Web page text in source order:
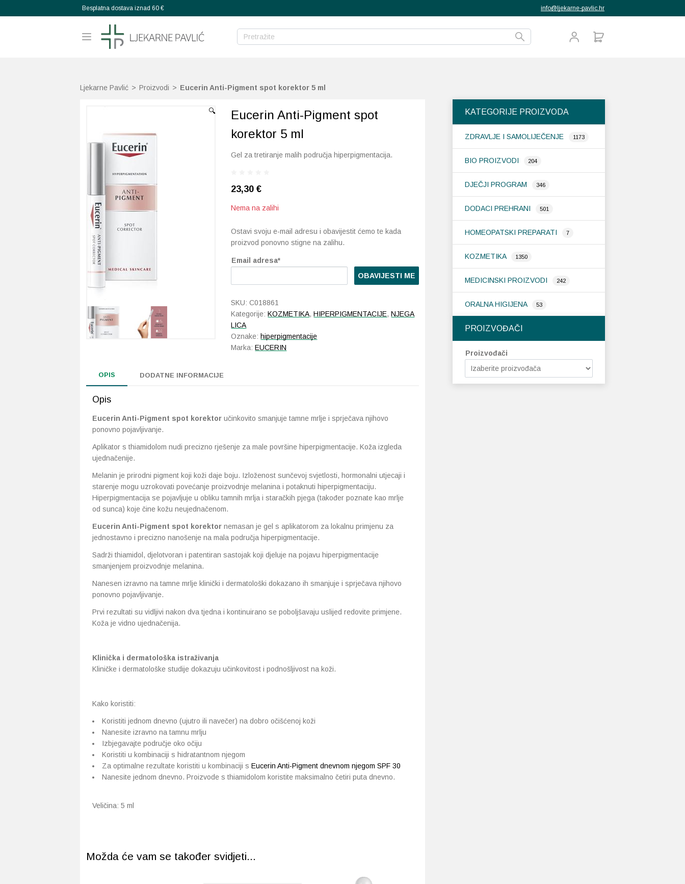
Besplatna dostava iznad 60 € info@ljekarne-pavlic.hr
Ljekarne Pavlić > Proizvodi > Eucerin Anti-Pigment spot korektor 5 ml
KATEGORIJE PROIZVODA
ZDRAVLJE I SAMOLIJEČENJE 1173
BIO PROIZVODI 204
DJEČJI PROGRAM 346
DODACI PREHRANI 501
HOMEOPATSKI PREPARATI 7
KOZMETIKA 1350
MEDICINSKI PROIZVODI 242
ORALNA HIGIJENA 53
PROIZVOĐAČI
Proizvođači
🔍
Eucerin Anti-Pigment spot
korektor 5 ml
Gel za tretiranje malih područja hiperpigmentacija.
23,30€
Nema na zalihi
Ostavi svoju e-mail adresu i obavijestit ćemo te kada
proizvod ponovno stigne na zalihu.
Email adresa*
OBAVIJESTI ME
SKU:C018861
Kategorije:KOZMETIKA,HIPERPIGMENTACIJE,NJEGA
LICA
Oznake: hiperpigmentacije
Marka:EUCERIN
OPIS DODATNE INFORMACIJE
Opis
Eucerin Anti-Pigment spot korektor učinkovito smanjuje tamne mrlje i sprječava njihovo
ponovno pojavljivanje.
Aplikator s thiamidolom nudi precizno rješenje za male površine hiperpigmentacije. Koža izgleda
ujednačenije.
Melanin je prirodni pigment koji koži daje boju. Izloženost sunčevoj svjetlosti, hormonalni utjecaji i
starenje mogu uzrokovati povećanje proizvodnje melanina i potaknuti hiperpigmentaciju.
Hiperpigmentacija se pojavljuje u obliku tamnih mrlja i staračkih pjega (također poznate kao mrlje
od sunca) koje čine kožu neujednačenom.
Eucerin Anti-Pigment spot korektor nemasan je gel s aplikatorom za lokalnu primjenu za
jednostavno i precizno nanošenje na mala područja hiperpigmentacije.
Sadrži thiamidol, djelotvoran i patentiran sastojak koji djeluje na pojavu hiperpigmentacije
smanjenjem proizvodnje melanina.
Nanesen izravno na tamne mrlje klinički i dermatološki dokazano ih smanjuje i sprječava njihovo
ponovno pojavljivanje.
Prvi rezultati su vidljivi nakon dva tjedna i kontinuirano se poboljšavaju uslijed redovite primjene.
Koža je vidno ujednačenija.
Klinička i dermatološka istraživanja
Kliničke i dermatološke studije dokazuju učinkovitost i podnošljivost na koži.
Kako koristiti:
Koristiti jednom dnevno (ujutro ili navečer) na dobro očišćenoj koži
Nanesite izravno na tamnu mrlju
Izbjegavajte područje oko očiju
Koristiti u kombinaciji s hidratantnom njegom
Za optimalne rezultate koristiti u kombinaciji s Eucerin Anti-Pigment dnevnom njegom SPF 30
Nanesite jednom dnevno. Proizvode s thiamidolom koristite maksimalno četiri puta dnevno.
Veličina: 5 ml
Možda će vam se također svidjeti...